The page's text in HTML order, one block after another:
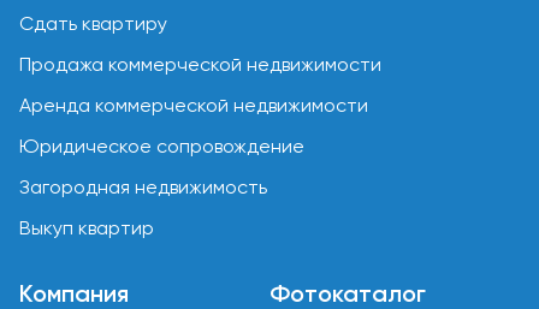
Сдать квартиру
Продажа коммерческой недвижимости
Аренда коммерческой недвижимости
Юридическое сопровождение
Загородная недвижимость
Выкуп квартир
Компания Фотокаталог